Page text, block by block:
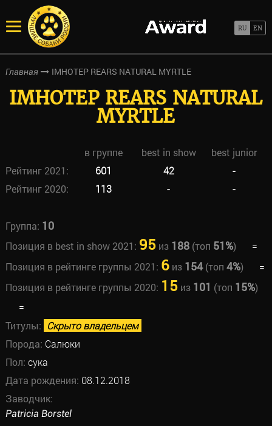
Главная IMHOTEP REARS NATURAL MYRTLE
IMHOTEP REARS NATURAL
MYRTLE
в группе best in show
best junior
Рейтинг 2021:
601 42
-
Рейтинг 2020:
113 - -
Группа: 10
Позиция в best in show 2021: 95из 188(топ 51%)
=
Позиция в рейтинге группы 2021: 6из 154(топ 4%)
=
Позиция в рейтинге группы 2020: 15из 101 (топ 15%)
=
Титулы: Скрыто владельцем
Порода: Салюки
Пол: сука
Дата рождения: 08.12.2018
Заводчик:
Patricia Borstel